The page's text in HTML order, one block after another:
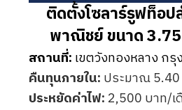
ติดตั้งโซลาร์รูฟท็อ
พาณิชย์ ขนาด
สถานที่: เขตวังทองหลาง ก
คืนทุนภายใน: ประมาณ
ประหยัดค่าไฟ: 2,500 บาท/